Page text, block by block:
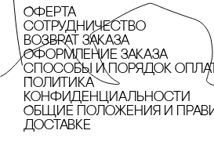
Оферта
сотрудничество
Возврат заказа
Оформление заказа
cпособы и порядок
Политика
конфиденциальности
Общие положения и
доставке